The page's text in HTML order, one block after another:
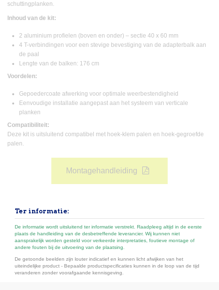
schuttingplanken.
Inhoud van de kit:
2 aluminium profielen (boven en onder) – sectie 40 x 60 mm
4 T-verbindingen voor een stevige bevestiging van de adapterbalk aan
de paal
Lengte van de balken: 176 cm
Voordelen:
Gepoedercoate afwerking voor optimale weerbestendigheid
Eenvoudige installatie aangepast aan het systeem van verticale
planken
Compatibiliteit:
Deze kit is uitsluitend compatibel met hoek-klem palen en hoek-gegroefde
palen.
Montagehandleiding
Ter informatie:
De informatie wordt uitsluitend ter informatie verstrekt. Raadpleeg altijd in de eerste
plaats de handleiding van de desbetreffende leverancier. Wij kunnen niet
aansprakelijk worden gesteld voor verkeerde interpretaties, foutieve montage of
andere fouten bij de uitvoering van de plaatsing.
De getoonde beelden zijn louter indicatief en kunnen licht afwijken van het
uiteindelijke product - Bepaalde productspecificaties kunnen in de loop van de tijd
veranderen zonder voorafgaande kennisgeving.